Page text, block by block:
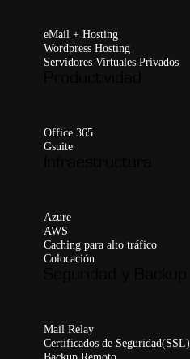
eMail + Hosting
Wordpress Hosting
Servidores Virtuales Privados
Office 365
Gsuite
Azure
AWS
Caching para alto tráfico
Colocación
Mail Relay
Certificados de Seguridad(SSL)